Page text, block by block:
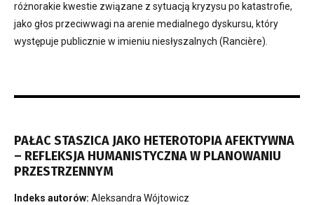
różnorakie kwestie związane z sytuacją kryzysu po katastrofie,
jako głos przeciwwagi na arenie medialnego dyskursu, który
występuje publicznie w imieniu niesłyszalnych (Rancière).
PAŁAC STASZICA JAKO HETEROTOPIA AFEKTYWNA
– REFLEKSJA HUMANISTYCZNA W PLANOWANIU
PRZESTRZENNYM
Indeks autorów: Aleksandra Wójtowicz